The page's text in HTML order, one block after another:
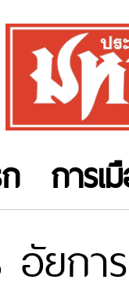
การเ
อัยก